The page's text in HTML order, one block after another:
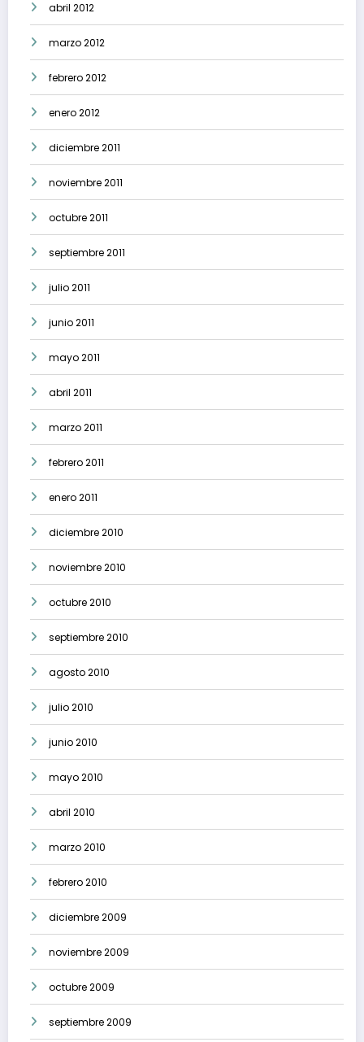
abril 2012
marzo 2012
febrero 2012
enero 2012
diciembre 2011
noviembre 2011
octubre 2011
septiembre 2011
julio 2011
junio 2011
mayo 2011
abril 2011
marzo 2011
febrero 2011
enero 2011
diciembre 2010
noviembre 2010
octubre 2010
septiembre 2010
agosto 2010
julio 2010
junio 2010
mayo 2010
abril 2010
marzo 2010
febrero 2010
diciembre 2009
noviembre 2009
octubre 2009
septiembre 2009